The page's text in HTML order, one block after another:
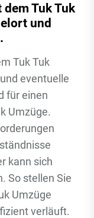
Tuk Tuk
und
Tuk Tuk
eventuelle
für einen
Umzüge.
kann sich
So stellen Sie
Umzüge
verläuft.